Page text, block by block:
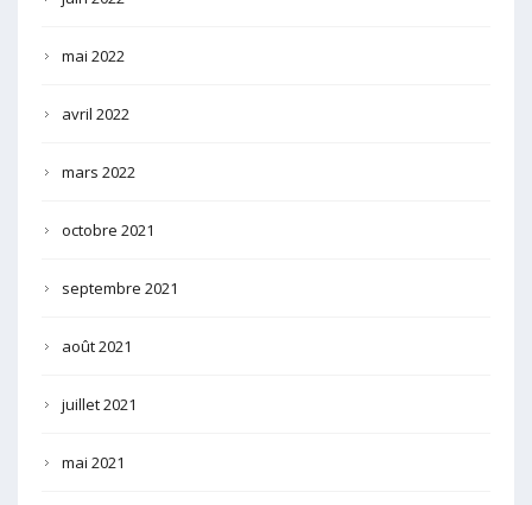
mai 2022
avril 2022
mars 2022
octobre 2021
septembre 2021
août 2021
juillet 2021
mai 2021